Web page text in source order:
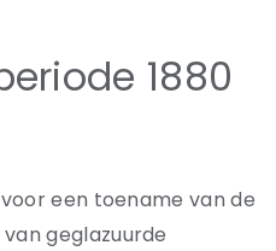
1880
een toename van de
geglazuurde